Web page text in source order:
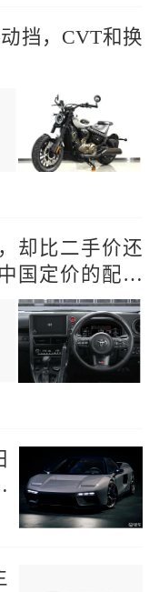
挡，CVT和换
却比二手价还
国定价的配额